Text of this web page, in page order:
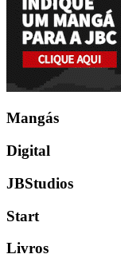
Mangás
Digital
JBStudios
Start
Livros